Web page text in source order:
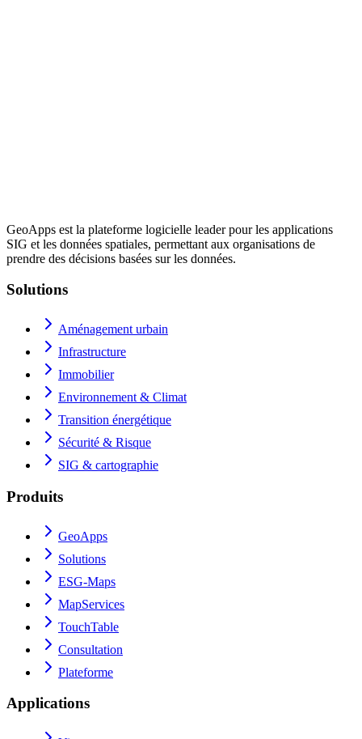
GeoApps est la plateforme logicielle leader pour les applications
SIG et les données spatiales, permettant aux organisations de
prendre des décisions basées sur les données.
Solutions
Aménagement urbain
Infrastructure
Immobilier
Environnement & Climat
Transition énergétique
Sécurité & Risque
SIG & cartographie
Produits
GeoApps
Solutions
ESG-Maps
MapServices
TouchTable
Consultation
Plateforme
Applications